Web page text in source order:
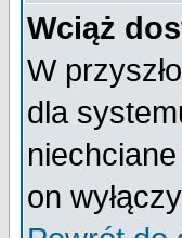
Wciąż
W
dla
on